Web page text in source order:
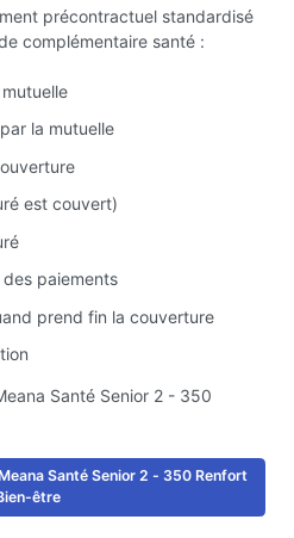
précontractuel standardisé
complémentaire santé :
la mutuelle
est couvert)
paiements
prend fin la couverture
Santé Senior 2 - 350
Santé Senior 2 - 350 Renfort
être